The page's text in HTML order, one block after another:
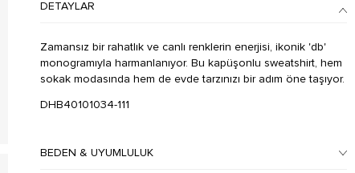
DETAYLAR
Zamansız bir rahatlık ve canlı renklerin enerjisi, ikonik 'db'
monogramıyla harmanlanıyor. Bu kapüşonlu sweatshirt, hem
sokak modasında hem de evde tarzınızı bir adım öne taşıyor.
DHB40101034-111
BEDEN & UYUMLULUK